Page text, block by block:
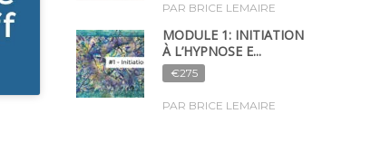
PAR BRICE LEMAIRE
MODULE 1: INITIATION
À L’HYPNOSE E...
€275
PAR BRICE LEMAIRE